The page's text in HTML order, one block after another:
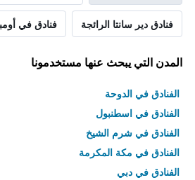
فنادق دير سانتا الرائجة فنادق في
المدن التي يبحث عنها مستخدمونا
الفنادق في الدوحة
الفنادق في اسطنبول
الفنادق في شرم الشيخ
الفنادق في مكة المكرمة
الفنادق في دبي